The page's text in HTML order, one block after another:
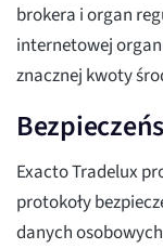
brokera i organ
internetowej
znacznej kwoty
Exacto Tradelux
protokoły
danych